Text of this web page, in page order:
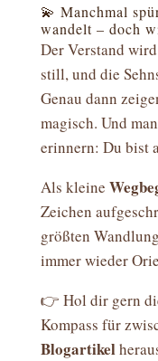
💫 Manchmal
wandelt – doch
Der Verstand
still, und die
Genau dann
magisch. Und
erinnern: Du bist
Als kleine
Zeichen
größten
immer wieder
👉 Hol dir gern
Kompass für
Blogartikel